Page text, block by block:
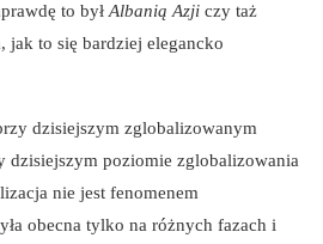
to był Albanią Azji czy taż
jak to się bardziej elegancko
dzisiejszym zglobalizowanym
dzisiejszym poziomie zglobalizowania
nie jest fenomenem
obecna tylko na różnych fazach i